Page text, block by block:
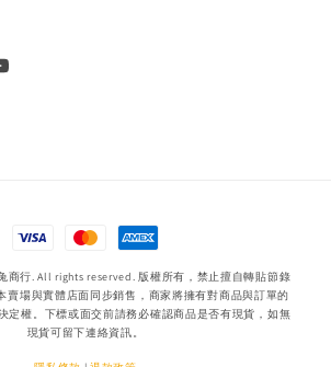
商行. All rights reserved. 版權所有，禁止擅自轉貼節錄
賣場與實體店面同步銷售，商家將擁有對商品與訂單的
定權。下標或面交前請務必確認商品是否有現貨，如無
現貨可留下連絡資訊。